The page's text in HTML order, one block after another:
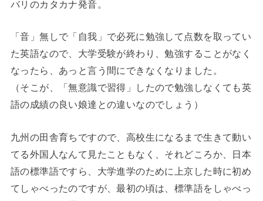
バリのカタカナ発音。
「音」無しで「自我」で必死に勉強して点数を取ってい
た英語なので、大学受験が終わり、勉強することがなく
なったら、あっと言う間にできなくなりました。
（そこが、「無意識で習得」したので勉強しなくても英
語の成績の良い娘達との違いなのでしょう）
九州の田舎育ちですので、高校生になるまで生きて動い
てる外国人なんて見たこともなく、それどころか、日本
語の標準語ですら、大学進学のために上京した時に初め
てしゃべったのですが、最初の頃は、標準語をしゃべっ